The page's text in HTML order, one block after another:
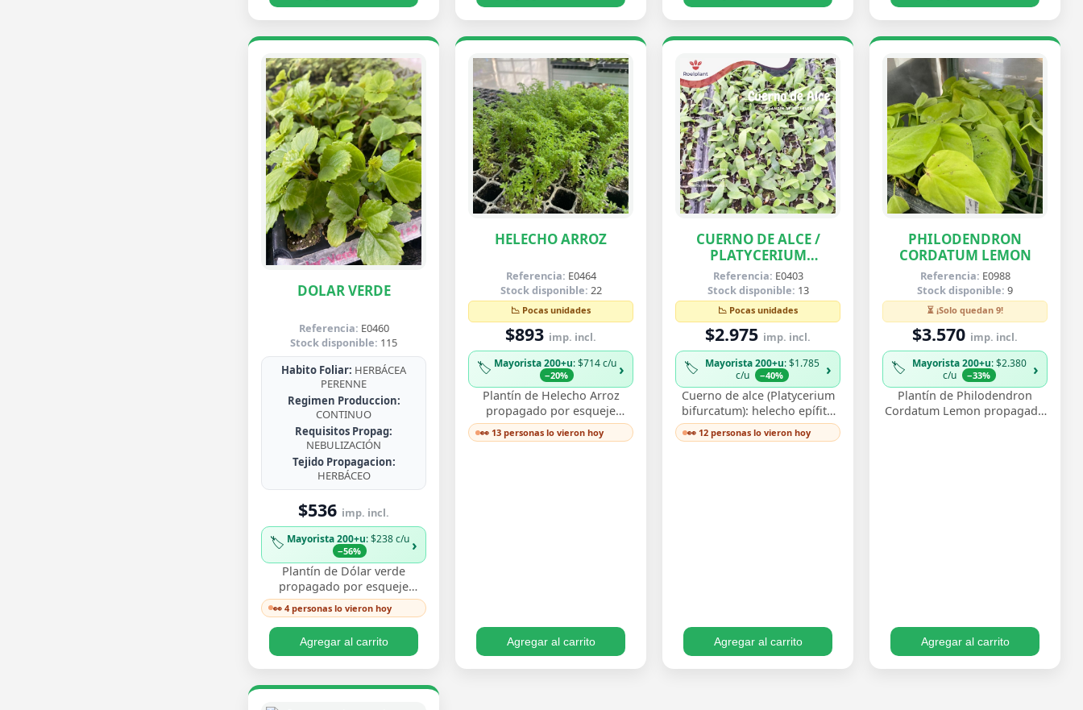
DOLAR VERDE
Referencia: E0460
Stock disponible: 115
Habito Foliar: HERBÁCEA
PERENNE
Regimen Produccion:
CONTINUO
Requisitos Propag:
NEBULIZACIÓN
Tejido Propagacion:
HERBÁCEO
$536 imp. incl.
🏷️ Mayorista 200+u: $238 c/u
−56% ›
Plantín de Dólar verde
propagado por esqueje
enraizado, con hojas
redondeadas de un verde
brillante y crecimiento trepa…
👀 4 personas lo vieron hoy
Agregar al carrito
HELECHO ARROZ
Referencia: E0464
Stock disponible: 22
📉 Pocas unidades
$893 imp. incl.
🏷️ Mayorista 200+u: $714 c/u
−20% ›
Plantín de Helecho Arroz
propagado por esqueje
enraizado, con delicadas
frondas finamente divididas
👀 13 personas lo vieron hoy
Agregar al carrito
CUERNO DE ALCE /
PLATYCERIUM
BIFURCATUM
Referencia: E0403
Stock disponible: 13
📉 Pocas unidades
$2.975 imp. incl.
🏷️ Mayorista 200+u: $1.785
c/u
−40% ›
Cuerno de alce (Platycerium
bifurcatum): helecho epífito
de frondas que recuerdan
astas de ciervo, muy
👀 12 personas lo vieron hoy
Agregar al carrito
PHILODENDRON
CORDATUM LEMON
Referencia: E0988
Stock disponible: 9
⏳ ¡Solo quedan 9!
$3.570 imp. incl.
🏷️ Mayorista 200+u: $2.380
c/u
−33% ›
Plantín de Philodendron
Cordatum Lemon propagado
Agregar al carrito